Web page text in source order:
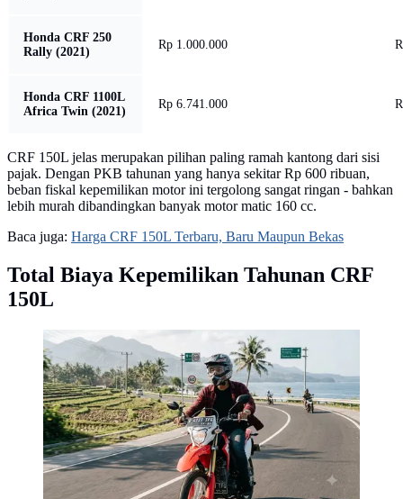
Honda CRF 250
Rally (2021)
Rp 1.000.000
Honda CRF 1100L
Africa Twin (2021)
Rp 6.741.000
CRF 150L jelas merupakan pilihan paling ramah kantong dari sisi
pajak. Dengan PKB tahunan yang hanya sekitar Rp 600 ribuan,
beban fiskal kepemilikan motor ini tergolong sangat ringan - bahkan
lebih murah dibandingkan banyak motor matic 160 cc.
Baca juga: Harga CRF 150L Terbaru, Baru Maupun Bekas
Total Biaya Kepemilikan Tahunan CRF
150L